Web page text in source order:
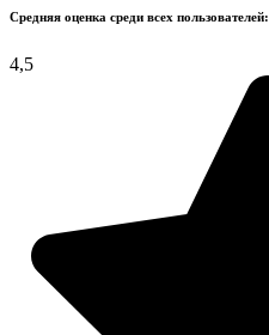
Средняя оценка среди всех пользователей:
4,5